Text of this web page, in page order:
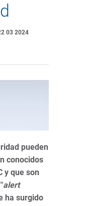
03 2024
pueden
conocidos
y que son
alert
ha surgido